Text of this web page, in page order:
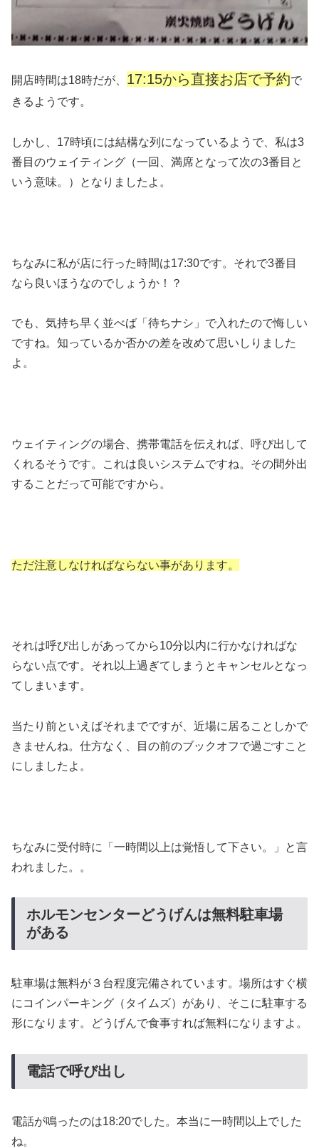
開店時間は18時だが、 17:15から直接お店で予約で
きるようです。
しかし、 17時頃には結構な列になっている ようで、私は3
番目のウェイティング（一回、満席となって次の3番目と
いう意味。）となりましたよ。
ちなみに私が店に行った時間は17:30です。それで3番目
なら良いほうなのでしょうか！？
でも、気持ち早く並べば「待ちナシ」で入れたので悔しい
ですね。知っているか否かの差を改めて思いしりました
よ。
ウェイティングの場合、携帯電話を伝えれば、呼び出して
くれるそうです。これは良いシステムですね。その間外出
することだって可能ですから。
ただ注意しなければならない事があります。
それは呼び出しがあってから10分以内に行かなければな
らない点です。それ以上過ぎてしまうとキャンセルとなっ
てしまいます。
当たり前といえばそれまでですが、近場に居ることしかで
きませんね。仕方なく、目の前のブックオフで過ごすこと
にしましたよ。
ちなみに受付時に「一時間以上は覚悟して下さい。」と言
われました。。
ホルモンセンターどうげんは無料駐車場
がある
駐車場は無料が３台程度完備されています。場所はすぐ横
にコインパーキング（タイムズ）があり、そこに駐車する
形になります。どうげんで食事すれば無料になりますよ。
電話で呼び出し
電話が鳴ったのは18:20でした。本当に一時間以上でした
ね。